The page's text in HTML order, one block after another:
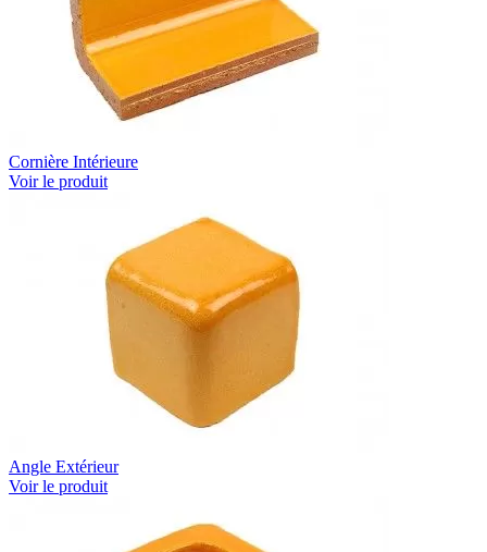
Cornière Intérieure
Voir le produit
Angle Extérieur
Voir le produit